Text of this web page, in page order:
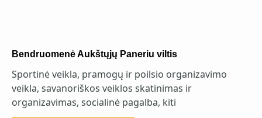
Bendruomenė Aukštųjų Paneriu viltis
Sportinė veikla, pramogų ir poilsio organizavimo
veikla, savanoriškos veiklos skatinimas ir
organizavimas, socialinė pagalba, kiti